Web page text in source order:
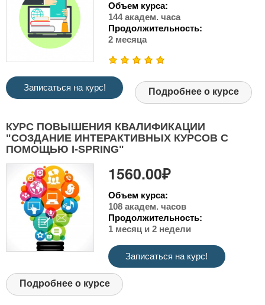
Объем курса:
144 академ. часа
Продолжительность:
2 месяца
Записаться на курс! Подробнее о курсе
КУРС ПОВЫШЕНИЯ КВАЛИФИКАЦИИ
"СОЗДАНИЕ ИНТЕРАКТИВНЫХ КУРСОВ С
ПОМОЩЬЮ I-SPRING"
1560.00₽
Объем курса:
108 академ. часов
Продолжительность:
1 месяц и 2 недели
Записаться на курс!
Подробнее о курсе